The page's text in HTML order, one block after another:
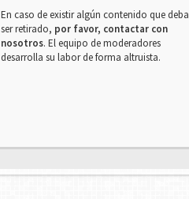
En caso de existir algún contenido que deba
ser retirado, por favor, contactar con
nosotros. El equipo de moderadores
desarrolla su labor de forma altruista.